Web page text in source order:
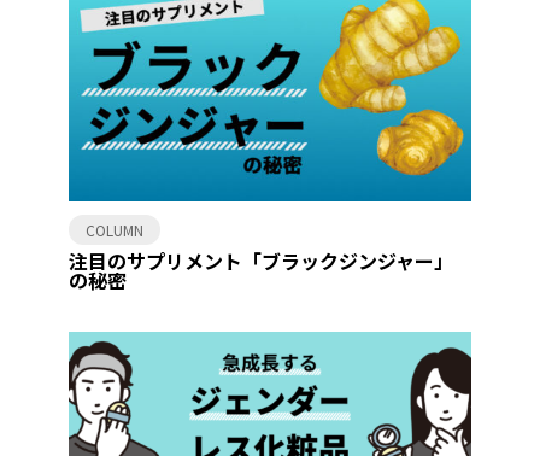
COLUMN
注目のサプリメント「ブラックジンジャー」
の秘密